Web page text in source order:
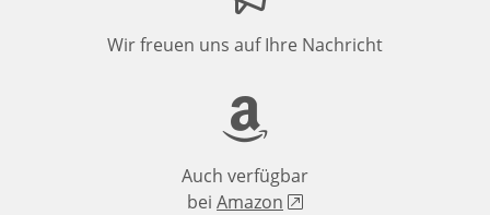
Wir freuen uns auf Ihre Nachricht
Auch verfügbar
bei Amazon